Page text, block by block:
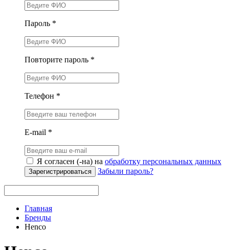
Пароль *
Повторите пароль *
Телефон *
E-mail *
Я согласен (-на) на обработку персональных данных
Зарегистрироваться Забыли пароль?
Главная
Бренды
Henco